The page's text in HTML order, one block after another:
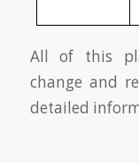
All of this
change and
detailed